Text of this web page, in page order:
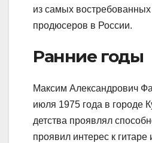
из самых
продюсеров в России.
Ранние годы
Максим Александрович
июля 1975 года в городе
детства проявлял
проявил интерес к гитаре